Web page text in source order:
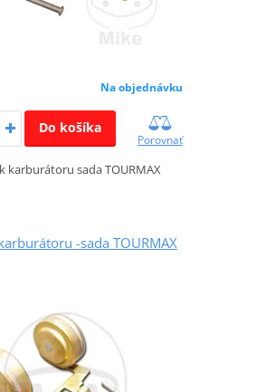
Na objednávku
Do košíka
Porovnať
karburátoru sada TOURMAX
-sada TOURMAX